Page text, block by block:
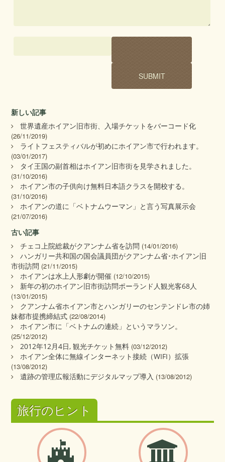
新しい記事
世界遺産ホイアン旧市街、入場チケットをバーコード化
(26/11/2019)
ライトフェスティバルが初めにホイアン市で行われます。
(03/01/2017)
タイ王国の副首相はホイアン旧市街を見学されました。
(31/10/2016)
ホイアン市の子供向け無料日本語クラスを開校する。
(31/10/2016)
ホイアンの道に「ベトナムウーマン」と言う写真展示会
(21/07/2016)
古い記事
チェコ上院総裁がクアンナム省を訪問 (14/01/2016)
ハンガリー共和国の国会議員団がクアンナム省･ホイアン旧
市街訪問 (21/11/2015)
ホイアンは水上人形劇が開催 (12/10/2015)
新年の初のホイアン旧市街訪問ポーランド人観光客68人
(13/01/2015)
クアンナム省ホイアン市とハンガリーのセンテンドレ市の姉
妹都市提携締結式 (22/08/2014)
ホイアン市に「ベトナムの連続」というマラソン。
(25/12/2012)
2012年12月4日, 観光チケット無料 (03/12/2012)
ホイアン全体に無線インターネット接続（WIFI）拡張
(13/08/2012)
遺跡の管理広報活動にデジタルマップ導入 (13/08/2012)
旅行のヒント